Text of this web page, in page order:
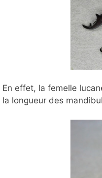
En effet, la femelle
la longueur des